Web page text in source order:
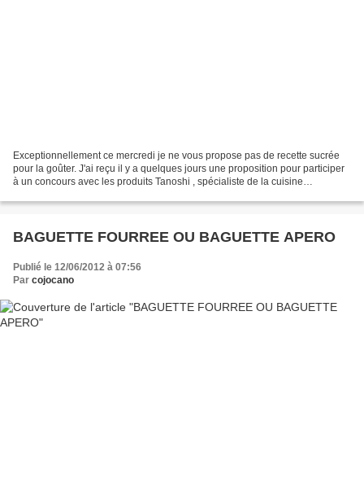
Exceptionnellement ce mercredi je ne vous propose pas de recette sucrée
pour la goûter. J'ai reçu il y a quelques jours une proposition pour participer
à un concours avec les produits Tanoshi , spécialiste de la cuisine
BAGUETTE FOURREE OU BAGUETTE APERO
Publié le 12/06/2012 à 07:56
Par cojocano